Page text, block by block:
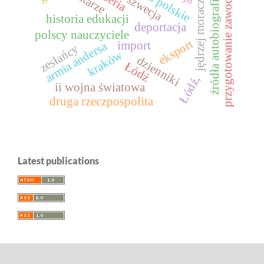
armia andersa
deportacja
polscy nauczyciele
historia edukacji jędrzej moraczewski
ii wojna światowadzienniki źródła autobiograficzneprzygotowanie zawodowe
druga rzeczpospolita
eksport
import
kraków
zesłańcy
Łódź,
Łódź
szwecja
Latest publications